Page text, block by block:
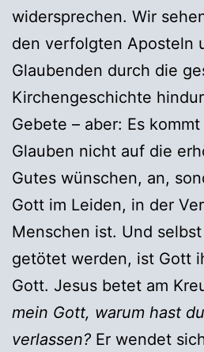
widersprechen. Wir
den verfolgten Aposteln
Glaubenden durch die
Kirchengeschichte
Gebete – aber: Es
Glauben nicht auf die
Gutes wünschen, an,
Gott im Leiden, in der
Menschen ist. Und
getötet werden, ist Gott
Gott. Jesus betet am
mein Gott, warum hast
verlassen? Er wendet